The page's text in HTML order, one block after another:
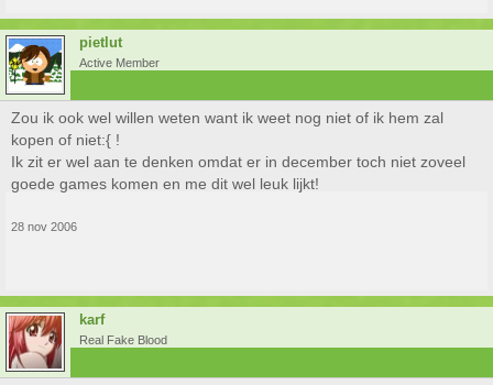
pietlut
Active Member
Zou ik ook wel willen weten want ik weet nog niet of ik hem zal
kopen of niet:{ !
Ik zit er wel aan te denken omdat er in december toch niet zoveel
goede games komen en me dit wel leuk lijkt!
28 nov 2006
karf
Real Fake Blood